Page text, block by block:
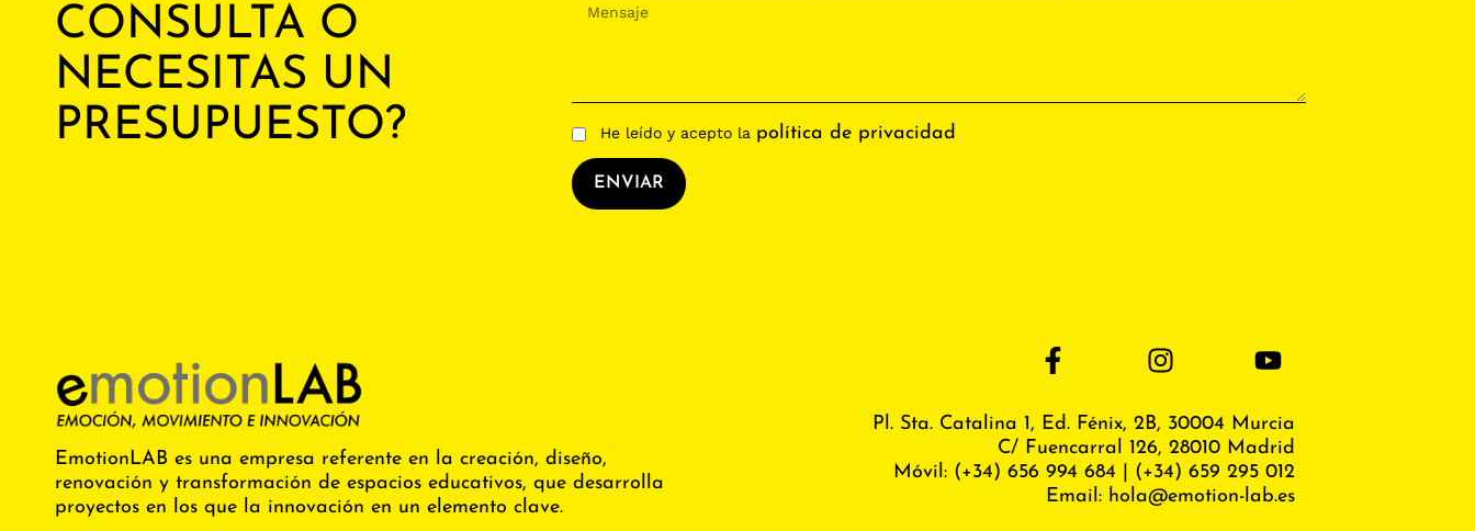
CONSULTA O
NECESITAS UN
PRESUPUESTO?
He leído y acepto la política de privacidad
ENVIAR
EmotionLAB es una empresa referente en la creación, diseño,
renovación y transformación de espacios educativos, que desarrolla
proyectos en los que la innovación en un elemento clave.
Pl. Sta. Catalina 1, Ed. Fénix, 2B, 30004 Murcia
C/ Fuencarral 126, 28010 Madrid
Móvil: (+34) 656 994 684
(+34) 659 295 012
Email: hola@emotion-lab.es